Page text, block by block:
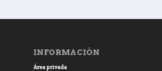
INFORMACIÓN
Área privada